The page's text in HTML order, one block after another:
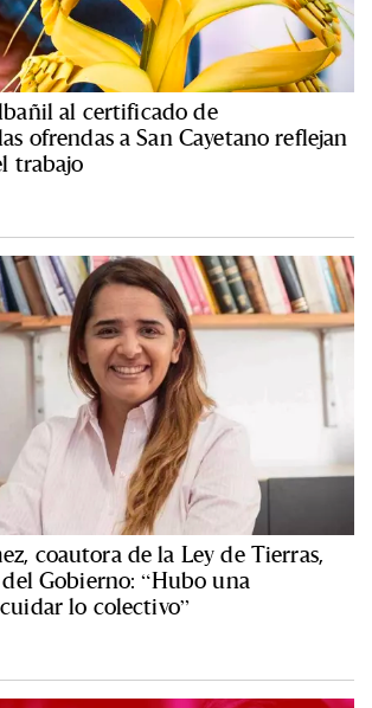
al certificado de
ofrendas a San Cayetano reflejan
trabajo
coautora de la Ley de Tierras,
Gobierno: “Hubo una
lo colectivo”